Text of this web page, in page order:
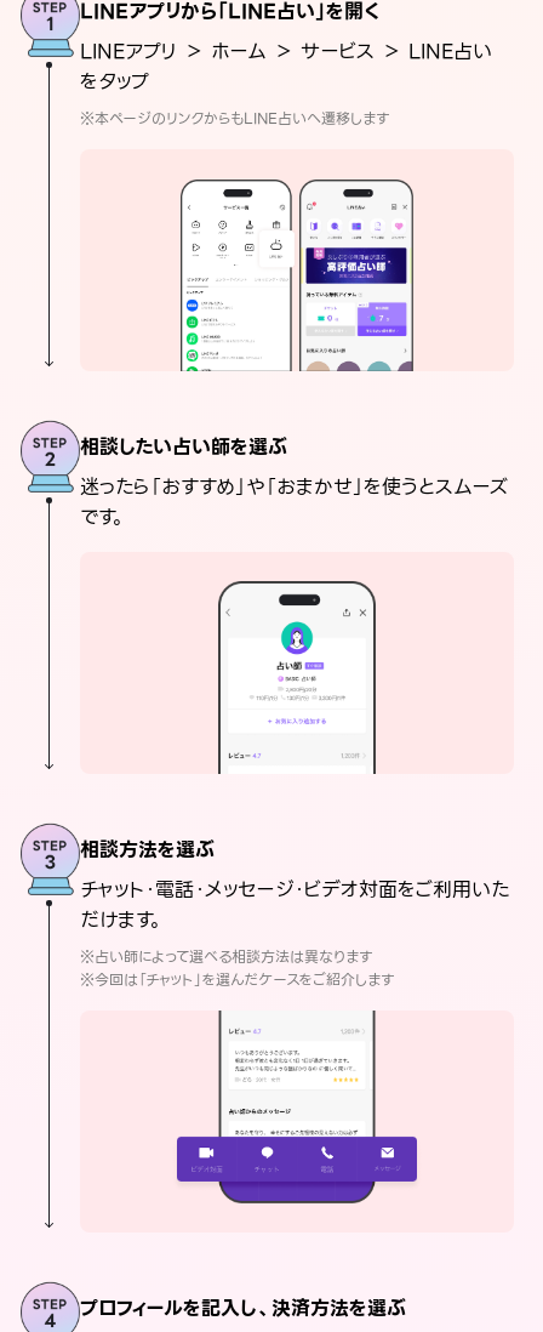
LINEアプリから「LINE占い」を開く
LINEアプリ ＞ ホーム ＞ サービス ＞ LINE占い
をタップ
※本ページのリンクからもLINE占いへ遷移します
相談したい占い師を選ぶ
迷ったら「おすすめ」や「おまかせ」を使うとスムーズ
です。
相談方法を選ぶ
チャット・電話・メッセージ・ビデオ対面をご利用いた
だけます。
※占い師によって選べる相談方法は異なります
※今回は「チャット」を選んだケースをご紹介します
プロフィールを記入し、決済方法を選ぶ